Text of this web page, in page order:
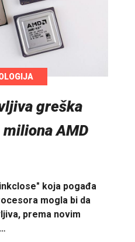
greška
AMD
koja pogađa
mogla bi da
prema novim